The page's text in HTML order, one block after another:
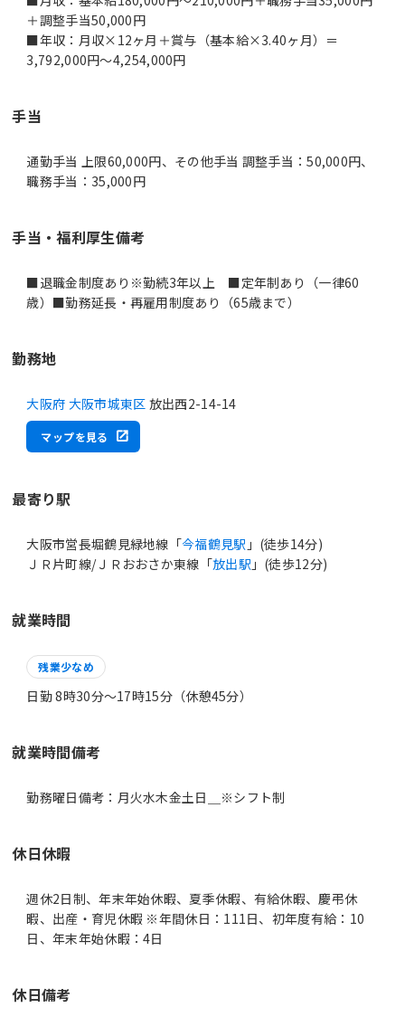
＋調整手当50,000円
■年収：月収×12ヶ月＋賞与（基本給×3.40ヶ月）＝
3,792,000円～4,254,000円
手当
通勤手当 上限60,000円、その他手当 調整手当：50,000円、
職務手当：35,000円
手当・福利厚生備考
■退職金制度あり※勤続3年以上 ■定年制あり（一律60
歳）■勤務延長・再雇用制度あり（65歳まで）
勤務地
大阪府 大阪市城東区 放出西2-14-14
マップを見る
最寄り駅
大阪市営長堀鶴見緑地線「今福鶴見駅 」(徒歩14分)
ＪＲ片町線/ＪＲおおさか東線「放出駅 」(徒歩12分)
就業時間
残業少なめ
日勤 8時30分〜17時15分（休憩45分）
就業時間備考
休日休暇
週休2日制、年末年始休暇、夏季休暇、有給休暇、慶弔休
暇、出産・育児休暇 ※年間休日：111日、初年度有給：10
日、年末年始休暇：4日
休日備考